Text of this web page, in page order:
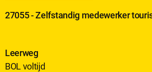
27055 - Zelfstandig medewerker
Leerweg
BOL voltijd